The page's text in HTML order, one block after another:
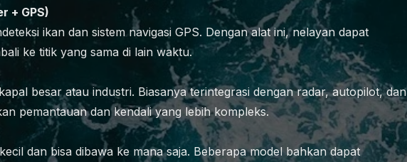
+ GPS)
ikan dan sistem navigasi GPS. Dengan alat ini, nelayan dapat
ke titik yang sama di lain waktu.
besar atau industri. Biasanya terintegrasi dengan radar, autopilot, dan
pemantauan dan kendali yang lebih kompleks.
dan bisa dibawa ke mana saja. Beberapa model bahkan dapat